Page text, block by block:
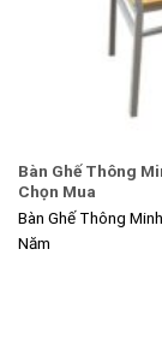
Bàn Ghế Thông
Chọn Mua
Bàn Ghế Thông
Năm